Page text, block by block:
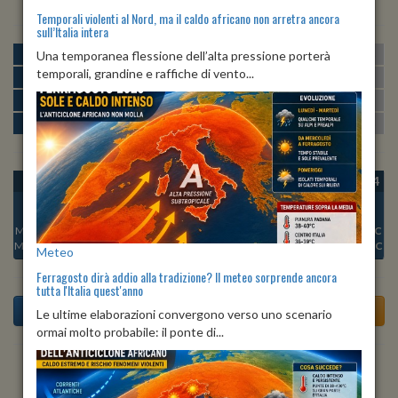
MATTINA min:22º max:25º U:77%
POMERIGGIO min:26º max:26º
SERA min:21º max:28º U:84% 92%
NOTTE min: 21º max:22º U:97%
OGGI
Min:
22°C
Max:29°C
DOM 09
Min:
Max:28°C
LUN 10
Min:21°C
Max:28°C
MAR 11
Min:
20°C
Max:28°C
MER 12
Max:29°C
GIO 13
Min:21°C
Max:28°C
VEN 14
21°C
Max:28°C
Previsioni del Tempo a Accadia di domani
Temporali violenti al Nord, ma il caldo africano non arretra ancora
sull’Italia intera
Una temporanea flessione dell’alta pressione porterà
temporali, grandine e raffiche di vento...
Meteo
Ferragosto dirà addio alla tradizione? Il meteo sorprende ancora
tutta l'Italia quest'anno
Le ultime elaborazioni convergono verso uno scenario
ormai molto probabile: il ponte di...